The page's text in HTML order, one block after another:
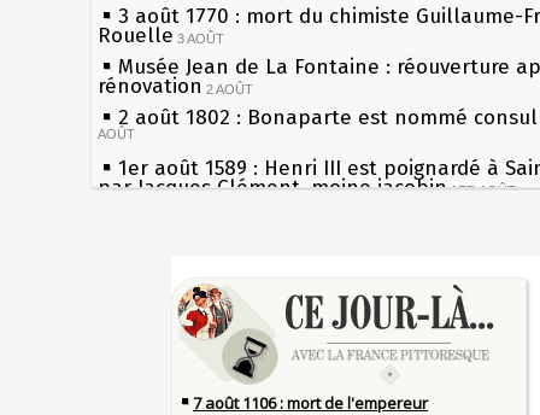
3 août 1770 : mort du chimiste Guillaume-
Rouelle 3 AOÛT
Musée Jean de La Fontaine : réouverture
rénovation 2 AOÛT
2 août 1802 : Bonaparte est nommé
AOÛT
1er août 1589 : Henri III est poignardé à
par Jacques Clément, moine jacobin 1ER AOÛT
Chocolat Poulain 30 JUILLET
29 juillet 1881 : loi sur la liberté de la
28 juillet 1794 : supplice de Robespierre
partie de ses complices 28 JUILLET
27 juillet 1214 : bataille de Bouvines et
les siècles
27 mai 1610 : supplice de François
du roi Henri IV
Pierre qui roule n'amasse pas mousse
Qui aime bien châtie bien
Tout vient à point à qui sait attendre